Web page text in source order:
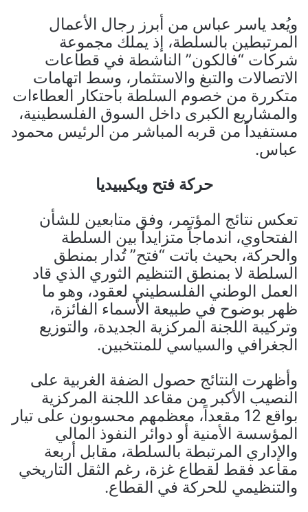
ويُعد ياسر عباس من أبرز رجال الأعمال
المرتبطين بالسلطة، إذ يملك مجموعة
شركات “فالكون” الناشطة في قطاعات
الاتصالات والتبغ والاستثمار، وسط اتهامات
متكررة من خصوم السلطة باحتكار العطاءات
والمشاريع الكبرى داخل السوق الفلسطينية،
مستفيداً من قربه المباشر من الرئيس محمود
عباس.
حركة فتح ويكيبيديا
تعكس نتائج المؤتمر، وفق متابعين للشأن
الفتحاوي، اندماجاً متزايداً بين السلطة
والحركة، بحيث باتت “فتح” تُدار بمنطق
السلطة لا بمنطق التنظيم الثوري الذي قاد
العمل الوطني الفلسطيني لعقود، وهو ما
ظهر بوضوح في طبيعة الأسماء الفائزة،
وتركيبة اللجنة المركزية الجديدة، والتوزيع
الجغرافي والسياسي للمنتخبين.
وأظهرت النتائج حصول الضفة الغربية على
النصيب الأكبر من مقاعد اللجنة المركزية
بواقع 12 مقعداً، معظمهم محسوبون على تيار
المؤسسة الأمنية أو دوائر النفوذ المالي
والإداري المرتبطة بالسلطة، مقابل أربعة
مقاعد فقط لقطاع غزة، رغم الثقل التاريخي
والتنظيمي للحركة في القطاع.